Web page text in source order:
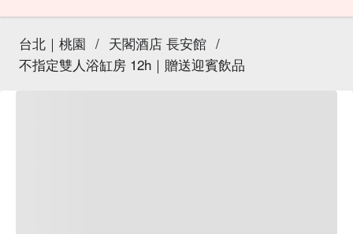
台北｜桃園 / 天閣酒店 長安館 /
不指定雙人浴缸房 12h｜贈送迎賓飲品